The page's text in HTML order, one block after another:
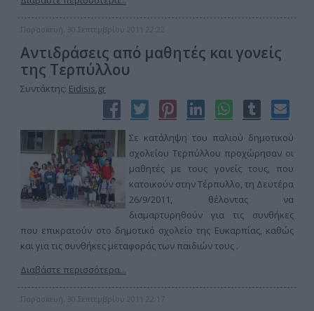
Παρασκευή, 30 Σεπτεμβρίου 2011 22:22
Αντιδράσεις από μαθητές και γονείς
της Τερπύλλου
Συντάκτης: Eidisis.gr
Σε κατάληψη του παλιού δημοτικού
σχολείου Τερπύλλου προχώρησαν οι
μαθητές με τους γονείς τους, που
κατοικούν στην Τέρπυλλο, τη Δευτέρα
26/9/2011, θέλοντας να
διαμαρτυρηθούν για τις συνθήκες
που επικρατούν στο δημοτικό σχολείο της Ευκαρπίας, καθώς
και για τις συνθήκες μεταφοράς των παιδιών τους .
Διαβάστε περισσότερα...
Παρασκευή, 30 Σεπτεμβρίου 2011 22:17